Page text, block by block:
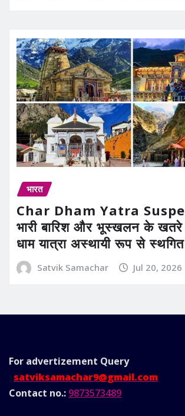
भारत
Char Dham Yatra
भारी बारिश और भूस्खलन के खतरे
धाम यात्रा अस्थायी रूप से स्थगित
Satvik Samachar Jul 20, 2026
For advertizement Query
satviksamachar9@gmail.com
Contact no.: 9873573489